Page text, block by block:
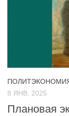
8 ЯНВ, 2025
Плановая